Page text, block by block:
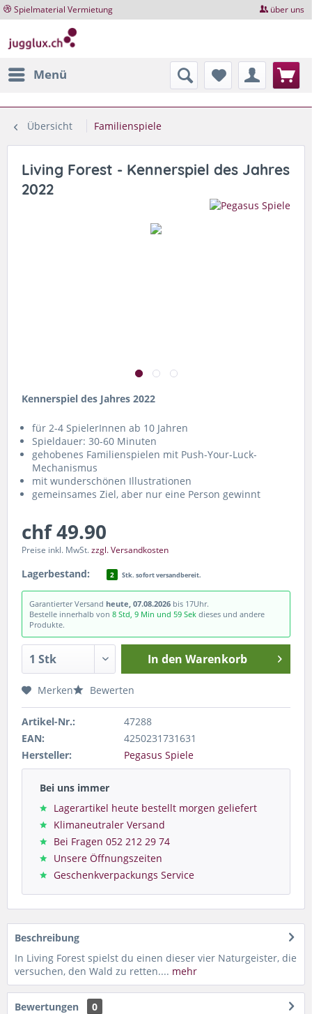
Spielmaterial Vermietung über uns
Menü
Übersicht Familienspiele
Living Forest - Kennerspiel des Jahres
2022
Kennerspiel des Jahres 2022
für 2-4 SpielerInnen ab 10 Jahren
Spieldauer: 30-60 Minuten
gehobenes Familienspielen mit Push-Your-Luck-
Mechanismus
mit wunderschönen Illustrationen
gemeinsames Ziel, aber nur eine Person gewinnt
chf 49.90
Preise inkl. MwSt.zzgl. Versandkosten
Lagerbestand: 2 Stk. sofort versandbereit.
Garantierter Versand heute, 07.08.2026 bis 17Uhr.
Bestelle innerhalb von 8 Std, 9 Min und 59 Sek dieses und andere
Produkte.
In den Warenkorb
Merken Bewerten
Artikel-Nr.:
47288
EAN:
4250231731631
Hersteller:
Pegasus Spiele
Bei uns immer
Lagerartikel heute bestellt morgen geliefert
Klimaneutraler Versand
Bei Fragen 052 212 29 74
Unsere Öffnungszeiten
Geschenkverpackungs Service
Beschreibung
In Living Forest spielst du einen dieser vier Naturgeister, die
versuchen, den Wald zu retten.... mehr
Bewertungen
0